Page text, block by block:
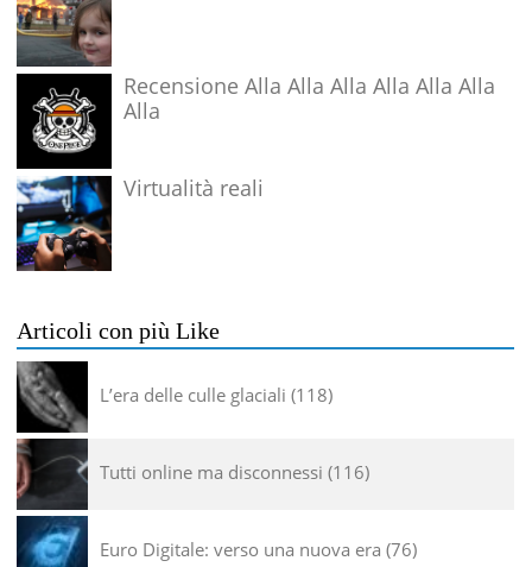
Recensione Alla Alla Alla Alla Alla Alla
Alla
Virtualità reali
Articoli con più Like
L’era delle culle glaciali 118
Tutti online ma disconnessi 116
Euro Digitale: verso una nuova era 76